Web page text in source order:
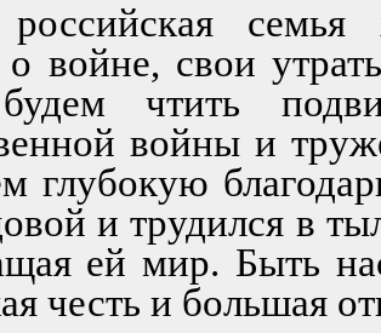
о войне, свои
чтить
войны и
глубокую
и трудился в
ей мир. Быть
честь и большая